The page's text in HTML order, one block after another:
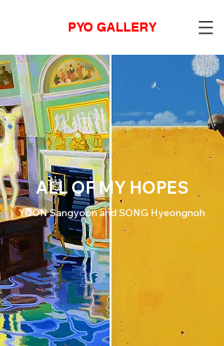
PYO GALLERY
ALL OF MY HOPES
YOON Sangyoon and SONG Hyeongnoh